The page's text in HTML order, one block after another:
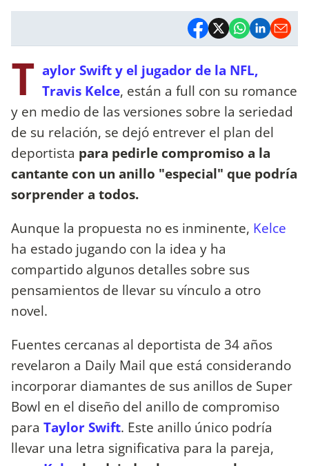
T aylor Swift y el jugador de la NFL,
Travis Kelce, están a full con su romance
y en medio de las versiones sobre la seriedad
de su relación, se dejó entrever el plan del
deportista para pedirle compromiso a la
cantante con un anillo "especial" que podría
sorprender a todos.
Aunque la propuesta no es inminente, Kelce
ha estado jugando con la idea y ha
compartido algunos detalles sobre sus
pensamientos de llevar su vínculo a otro
novel.
Fuentes cercanas al deportista de 34 años
revelaron a Daily Mail que está considerando
incorporar diamantes de sus anillos de Super
Bowl en el diseño del anillo de compromiso
para Taylor Swift. Este anillo único podría
llevar una letra significativa para la pareja,